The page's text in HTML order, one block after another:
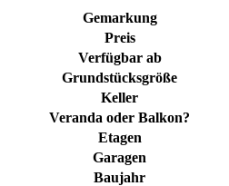
Gemarkung
Preis
Verfügbar ab
Grundstücksgröße
Keller
Veranda oder Balkon?
Etagen
Garagen
Baujahr